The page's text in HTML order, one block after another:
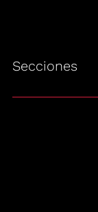
Secciones